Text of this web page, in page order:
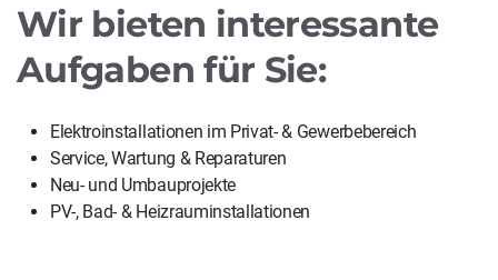
Wir bieten interessante
Aufgaben für Sie:
Elektroinstallationen im Privat- & Gewerbebereich
Service, Wartung & Reparaturen
Neu- und Umbauprojekte
PV-, Bad- & Heizrauminstallationen